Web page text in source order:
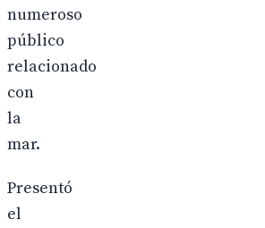
numeroso
público
relacionado
con
la
mar.
Presentó
el